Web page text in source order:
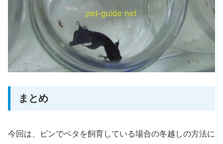
まとめ
今回は、ビンでベタを飼育している場合の冬越しの方法に